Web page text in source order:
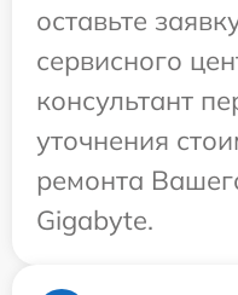
оставьте
сервисного
консультант
уточнения
ремонта
Gigabyte.